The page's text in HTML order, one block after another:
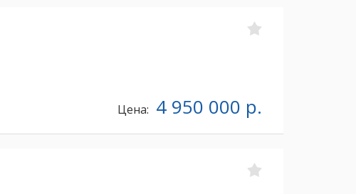
Цена: 4 950 000 р.